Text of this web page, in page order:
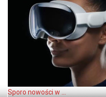
Sporo nowości w ...